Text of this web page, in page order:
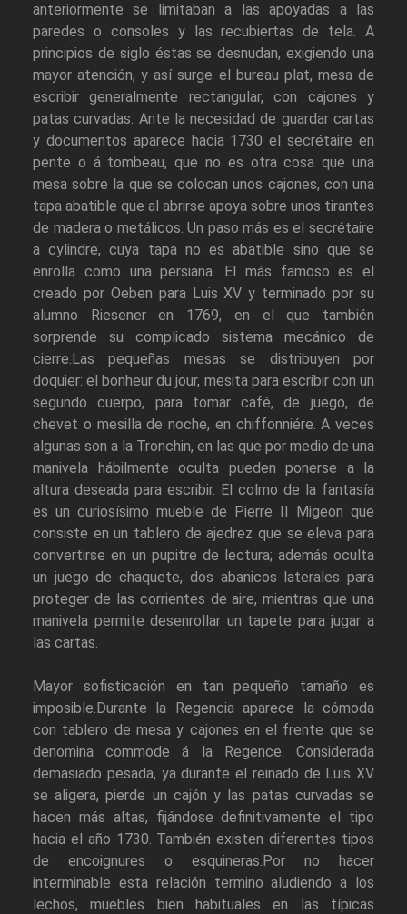
anteriormente se limitaban a las apoyadas a las
paredes o consoles y las recubiertas de tela. A
principios de siglo éstas se desnudan, exigiendo una
mayor atención, y así surge el bureau plat, mesa de
escribir generalmente rectangular, con cajones y
patas curvadas. Ante la necesidad de guardar cartas
y documentos aparece hacia 1730 el secrétaire en
pente o á tombeau, que no es otra cosa que una
mesa sobre la que se colocan unos cajones, con una
tapa abatible que al abrirse apoya sobre unos tirantes
de madera o metálicos. Un paso más es el secrétaire
a cylindre, cuya tapa no es abatible sino que se
enrolla como una persiana. El más famoso es el
creado por Oeben para Luis XV y terminado por su
alumno Riesener en 1769, en el que también
sorprende su complicado sistema mecánico de
cierre.Las pequeñas mesas se distribuyen por
doquier: el bonheur du jour, mesita para escribir con un
segundo cuerpo, para tomar café, de juego, de
chevet o mesilla de noche, en chiffonniére. A veces
algunas son a la Tronchin, en las que por medio de una
manivela hábilmente oculta pueden ponerse a la
altura deseada para escribir. El colmo de la fantasía
es un curiosísimo mueble de Pierre II Migeon que
consiste en un tablero de ajedrez que se eleva para
convertirse en un pupitre de lectura; además oculta
un juego de chaquete, dos abanicos laterales para
proteger de las corrientes de aire, mientras que una
manivela permite desenrollar un tapete para jugar a
las cartas.
Mayor sofisticación en tan pequeño tamaño es
imposible.Durante la Regencia aparece la cómoda
con tablero de mesa y cajones en el frente que se
denomina commode á la Regence. Considerada
demasiado pesada, ya durante el reinado de Luis XV
se aligera, pierde un cajón y las patas curvadas se
hacen más altas, fijándose definitivamente el tipo
hacia el año 1730. También existen diferentes tipos
de encoignures o esquineras.Por no hacer
interminable esta relación termino aludiendo a los
lechos, muebles bien habituales en las típicas